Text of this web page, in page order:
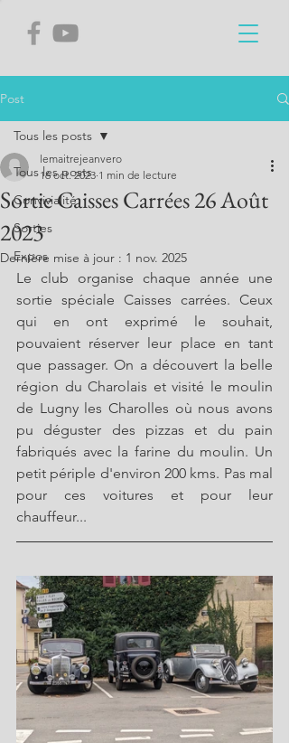
Post
Tous les posts
Convivialité
Sorties
Expos
Tous les posts
Sortie Caisses Carrées 26 Août
2023
lemaitrejeanvero
16 oct. 2023 1 min de lecture
Dernière mise à jour : 1 nov. 2025
Le club organise chaque année une
sortie spéciale Caisses carrées. Ceux
qui en ont exprimé le souhait,
pouvaient réserver leur place en tant
que passager. On a découvert la belle
région du Charolais et visité le moulin
de Lugny les Charolles où nous avons
pu déguster des pizzas et du pain
fabriqués avec la farine du moulin. Un
petit périple d'environ 200 kms. Pas mal
pour ces voitures et pour leur
chauffeur...